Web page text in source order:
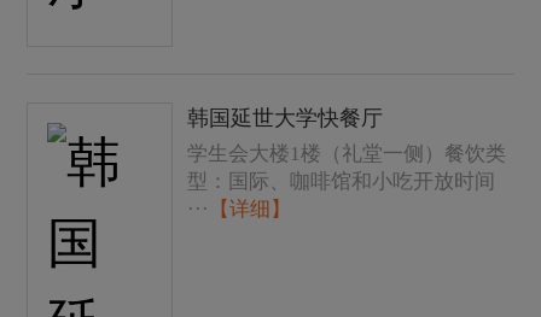
韩国延世大学快餐厅
学生会大楼1楼（礼堂一侧）餐饮类
型：国际、咖啡馆和小吃开放时间
···
【详细】